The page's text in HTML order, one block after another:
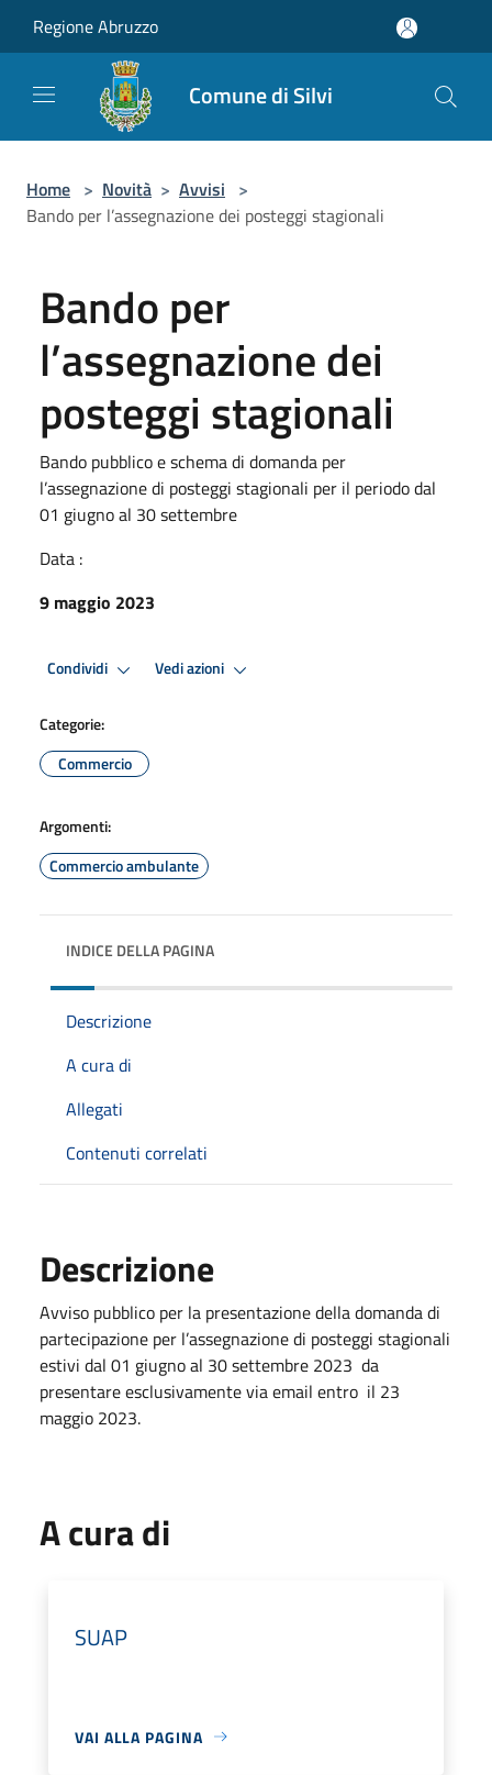
Regione Abruzzo
Comune di Silvi
Home > Novità > Avvisi >
Bando per l’assegnazione dei posteggi stagionali
Bando per
l’assegnazione dei
posteggi stagionali
Bando pubblico e schema di domanda per
l’assegnazione di posteggi stagionali per il periodo dal
01 giugno al 30 settembre
Data :
9 maggio 2023
Condividi Vedi azioni
Categorie:
Commercio
Argomenti:
Commercio ambulante
INDICE DELLA PAGINA
Descrizione
A cura di
Allegati
Contenuti correlati
Descrizione
Avviso pubblico per la presentazione della domanda di
partecipazione per l’assegnazione di posteggi stagionali
estivi dal 01 giugno al 30 settembre 2023 da
presentare esclusivamente via email entro il 23
maggio 2023.
A cura di
SUAP
VAI ALLA PAGINA